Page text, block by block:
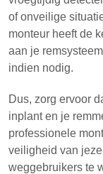
of onveilige
monteur heeft de
aan je
indien nodig.
Dus, zorg ervoor
inplant en je
professionele
veiligheid van
weggebruikers te